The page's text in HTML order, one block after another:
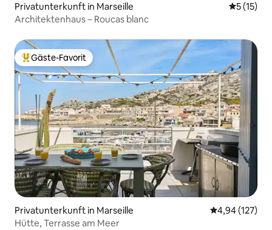
Privatunterkunft in Marseille
5 (15)
Architektenhaus – Roucas blanc
Beliebter Gäste-Favorit.
Gäste-Favorit
Privatunterkunft in Marseille
4,94 (127)
Hütte, Terrasse am Meer